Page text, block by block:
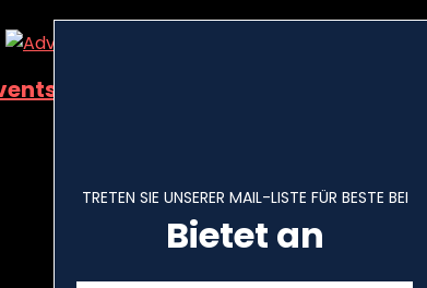
in der Dose. Weißt du
TRETEN SIE UNSERER MAIL-LISTE FÜR BESTE BEI
Bietet an